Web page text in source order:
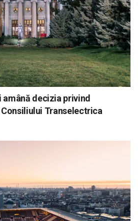
decizia privind
Transelectrica